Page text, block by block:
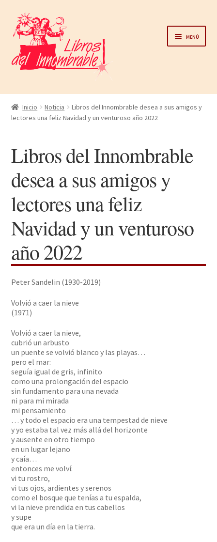
navegación
al
contenido
Menú
Home
Catálogo
Noticias
Autores
Sobre nosotros
Solicitar Pedido
Contacto
Inicio Noticia
Libros del Innombrable desea a sus amigos y
lectores una feliz Navidad y un venturoso año 2022
Libros del Innombrable
desea a sus amigos y
lectores una feliz
Navidad y un venturoso
año 2022
Peter Sandelin (1930-2019)
Volvió a caer la nieve
(1971)
Volvió a caer la nieve,
cubrió un arbusto
un puente se volvió blanco y las playas…
pero el mar:
seguía igual de gris, infinito
como una prolongación del espacio
sin fundamento para una nevada
ni para mi mirada
mi pensamiento
… y todo el espacio era una tempestad de nieve
y yo estaba tal vez más allá del horizonte
y ausente en otro tiempo
en un lugar lejano
y caía…
entonces me volví:
vi tu rostro,
vi tus ojos, ardientes y serenos
como el bosque que tenías a tu espalda,
vi la nieve prendida en tus cabellos
y supe
que era un día en la tierra.